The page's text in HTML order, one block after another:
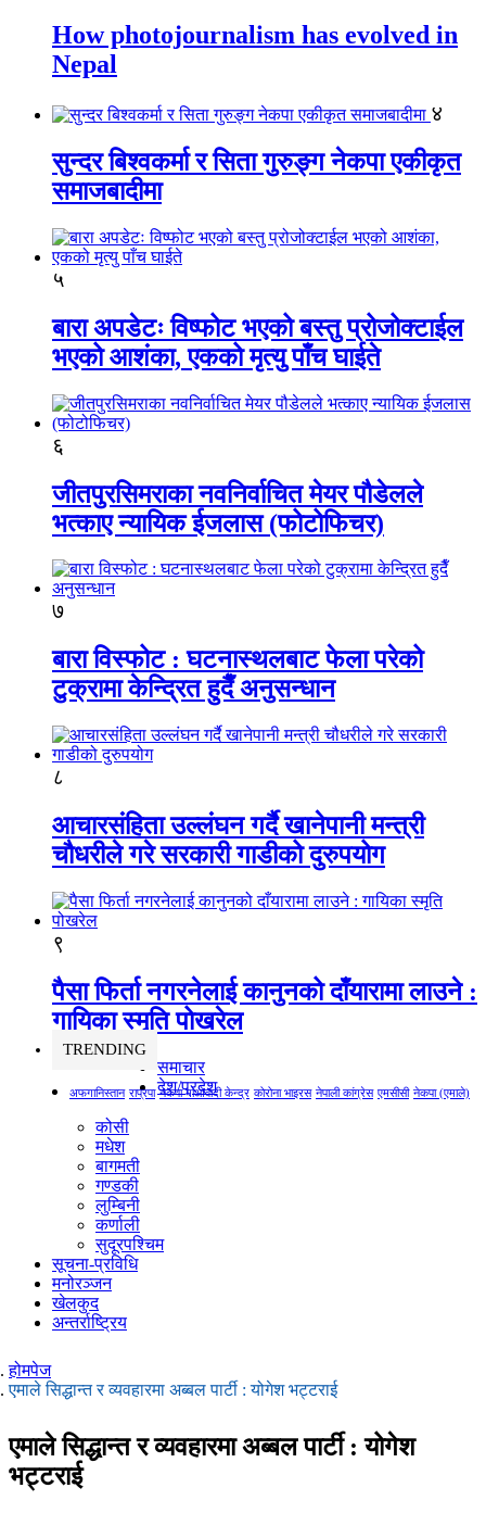
How photojournalism has evolved in
Nepal
४
सुन्दर बिश्वकर्मा र सिता गुरुङ्ग नेकपा एकीकृत
समाजबादीमा
५
बारा अपडेटः विष्फोट भएको बस्तु प्रोजोक्टाईल
भएको आशंका, एकको मृत्यु पाँच घाईते
६
जीतपुरसिमराका नवनिर्वाचित मेयर पौडेलले
भत्काए न्यायिक ईजलास (फोटोफिचर)
७
बारा विस्फोट : घटनास्थलबाट फेला परेको
टुक्रामा केन्द्रित हुदैँ अनुसन्धान
८
आचारसंहिता उल्लंघन गर्दै खानेपानी मन्त्री
चौधरीले गरे सरकारी गाडीको दुरुपयोग
९
पैसा फिर्ता नगरनेलाई कानुनको दाँयारामा लाउने :
गायिका स्‍मृति पोखरेल
TRENDING
अफगानिस्तान राप्रपा नेकपा माओवादी केन्द्र कोरोना भाइरस नेपाली कांग्रेस एमसीसी नेकपा (एमाले)
समाचार
देश/प्रदेश
कोसी
मधेश
बागमती
गण्डकी
लुम्बिनी
कर्णाली
सुदूरपश्चिम
सूचना-प्रविधि
मनोरञ्जन
खेलकुद
अन्तर्राष्ट्रिय
होमपेज
एमाले सिद्धान्त र व्यवहारमा अब्बल पार्टी : योगेश भट्टराई
एमाले सिद्धान्त र व्यवहारमा अब्बल पार्टी : योगेश
भट्टराई